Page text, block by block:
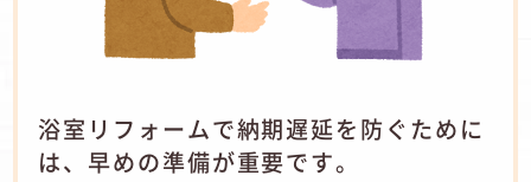
浴室リフォームで納期遅延を防ぐために
は、早めの準備が重要です。